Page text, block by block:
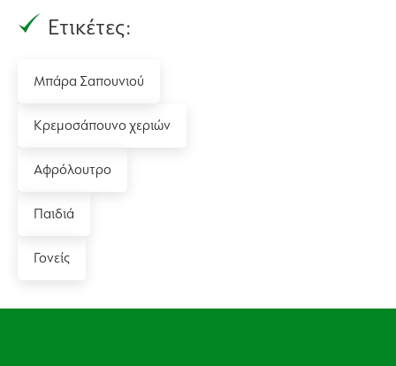
Ετικέτες:
Μπάρα Σαπουνιού
Κρεμοσάπουνο χεριών
Αφρόλουτρο
Παιδιά
Γονείς